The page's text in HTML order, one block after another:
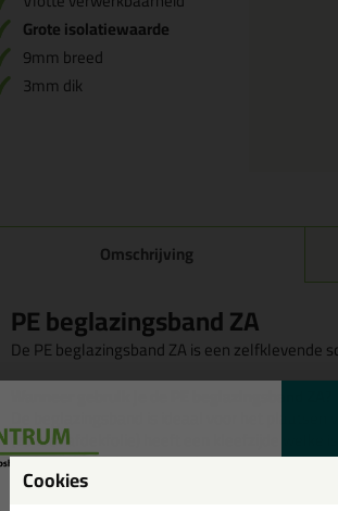
Grote isolatiewaarde
9mm breed
3mm dik
Omschrijving
PE beglazingsband ZA
De PE beglazingsband ZA is een zelfklevende
De beglazingsband is ideaal voor het
(zonder afdekfolie) heeft een kleefzijde welke
onthechtingsfolie op de strip is een
De PE beglazingsband kan je
Cookies